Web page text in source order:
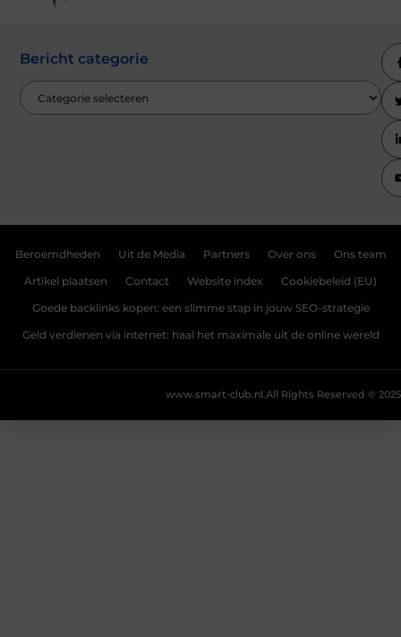
Bericht categorie
Beroemdheden Uit de Media Partners Over ons Ons team
Artikel plaatsen Contact Website index Cookiebeleid (EU)
Goede backlinks kopen: een slimme stap in jouw SEO-strategie
Geld verdienen via internet: haal het maximale uit de online wereld
All Rights Reserved © 2025
www.smart-club.nl.